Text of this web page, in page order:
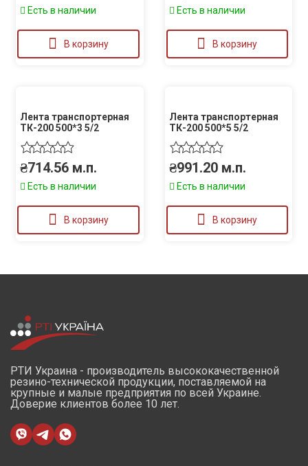
Есть в наличии
В корзину
Есть в наличии
В корзину
Лента транспортерная
ТК-200 500*3 5/2
₴714.56 м.п.
Есть в наличии
В корзину
Лента транспортерная
ТК-200 500*5 5/2
₴991.20 м.п.
Есть в наличии
В корзину
РТИ Украина - производитель высококачественной
резино-технической продукции, поставляемой на
крупные и малые предприятия по всей Украине.
Доверие клиентов более 10 лет.